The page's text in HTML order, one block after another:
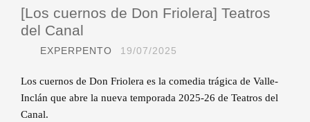
[Los cuernos de Don Friolera] Teatros
del Canal
EXPERPENTO 19/07/2025
Los cuernos de Don Friolera es la comedia trágica de Valle-
Inclán que abre la nueva temporada 2025-26 de Teatros del
Canal.